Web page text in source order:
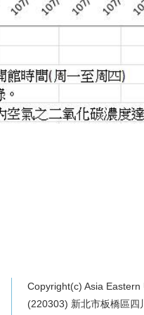
Copyright(c) Asia
(220303) 新北市板橋區